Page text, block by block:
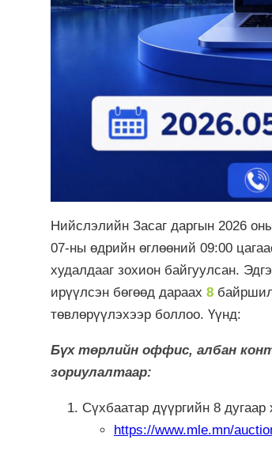
Нийслэлийн Засаг даргын 2026
07-ны өдрийн өглөөний 09:00
худалдааг зохион байгуулcан.
ирүүлсэн бөгөөд дараах 8
төвлөрүүлэхээр боллоо. Үүнд:
Бүх төрлийн оффис, албан
зориулалтаар:
Сүхбаатар дүүргийн 8
https://www.mle.mn/